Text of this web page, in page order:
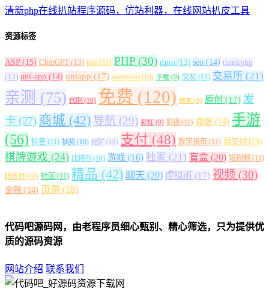
清新php在线扒站程序源码，仿站利器，在线网站扒皮工具
资源标签
ASP (15) ChatGPT (13) java (11) PHP (30) ripro (13) seo (14) thinkphp
(13) uni-app (14) uniapp (17) wordpress (10) 下载 (9) 交友 (11) 交易所 (21)
亲测 (75) 代刷 (10) 免费 (120) 博客 (9) 原创 (17) 发
卡 (27) 商城 (42) 导航 (29) 彩虹 (9) 影视 (10) 微信 (14) 手游
(56) 抖音 (11) 抽奖 (10) 挖矿 (10) 支付 (48) 数字货币 (11) 易支付 (13)
棋牌游戏 (24) 比特币 (10) 游戏 (16) 独家 (21) 盲盒 (20) 短视频 (11)
码支付 (10) 社区 (11) 精品 (42) 聊天 (20) 虚拟币 (17) 视频 (30)
金融 (14) 页游 (18)
代码吧源码网，由老程序员细心甄别、精心筛选，只为提供优
质的源码资源
网站介绍 联系我们